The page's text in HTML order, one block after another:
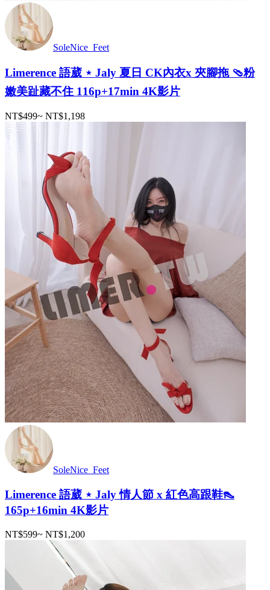
SoleNice_Feet
Limerence 語葳 ⋆ Jaly 夏日 CK內衣x 夾腳拖 🩴粉
嫩美趾藏不住 116p+17min 4K影片
NT$499~ NT$1,198
SoleNice_Feet
Limerence 語葳 ⋆ Jaly 情人節 x 紅色高跟鞋👠
165p+16min 4K影片
NT$599~ NT$1,200